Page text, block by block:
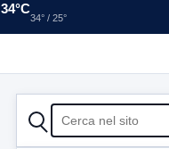
34°C
34° / 25°
CERCA